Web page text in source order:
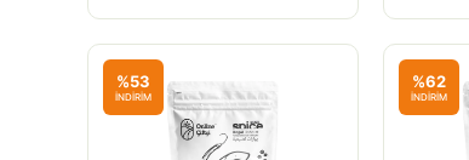
%53
İNDİRİM
%62
İNDİRİM